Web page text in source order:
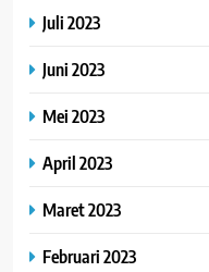
Juli 2023
Juni 2023
Mei 2023
April 2023
Maret 2023
Februari 2023